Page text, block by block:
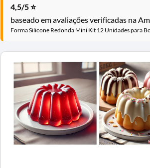
4,5/5 ⭐
baseado em avaliações verificadas na
Forma Silicone Redonda Mini Kit 12 Unidades para